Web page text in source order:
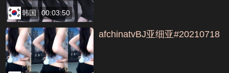
韩国 00:03:50
afchinatvBJ亚细亚#20210718